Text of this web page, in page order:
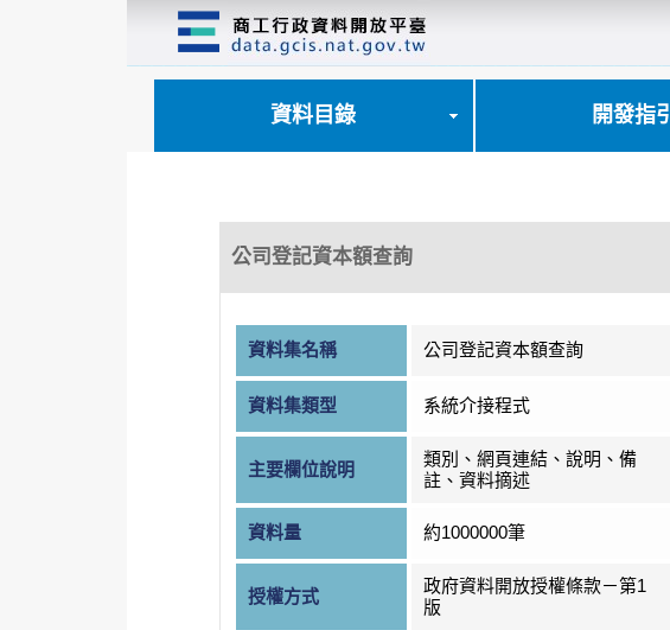
資料目錄 開發指引
公司登記資本額查詢
資料集名稱 公司登記資本額查詢
資料集類型 系統介接程式
主要欄位說明
類別、網頁連結、說明、備
註、資料摘述
資料量 約1000000筆
授權方式
政府資料開放授權條款－第1
版